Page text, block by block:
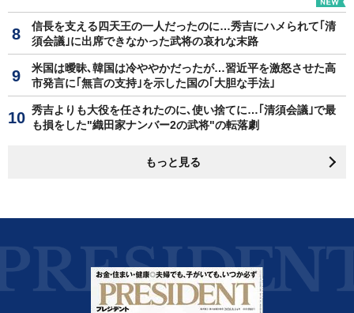
信長を支える四天王の一人だったのに…秀吉にハメられて｢清
須会議｣に出席できなかった武将の哀れな末路
米国は曖昧､韓国は冷ややかだったが…習近平を激怒させた高
市発言に｢無言の支持｣を示した国の｢大胆な手法｣
秀吉よりも大役を任されたのに､使い捨てに…｢清須会議｣で最
も損をした"織田家ナンバー2の武将"の転落劇
もっと見る